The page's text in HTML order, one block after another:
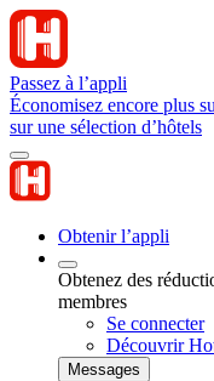
Passez à l’appli
Économisez encore plus
sur une sélection d’hôtels
Obtenir l’appli
Obtenez des
membres
Se connecter
Découvrir
Messages